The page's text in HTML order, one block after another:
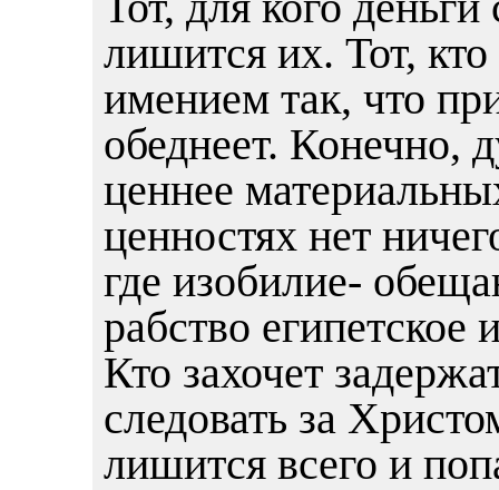
лишится их. Тот,
имением так, что
обеднеет. Конечно,
ценнее
ценностях нет
где изобилие-
рабство
Кто захочет
следовать за
лишится всего и